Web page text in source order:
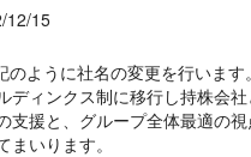
12/15
ように社名の変更を行います。
ディンクス制に移行し持株会
支援と、グループ全体最適の
いります。